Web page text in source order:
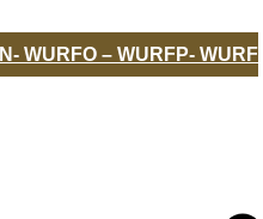
N- WURFO – WURFP- WURF